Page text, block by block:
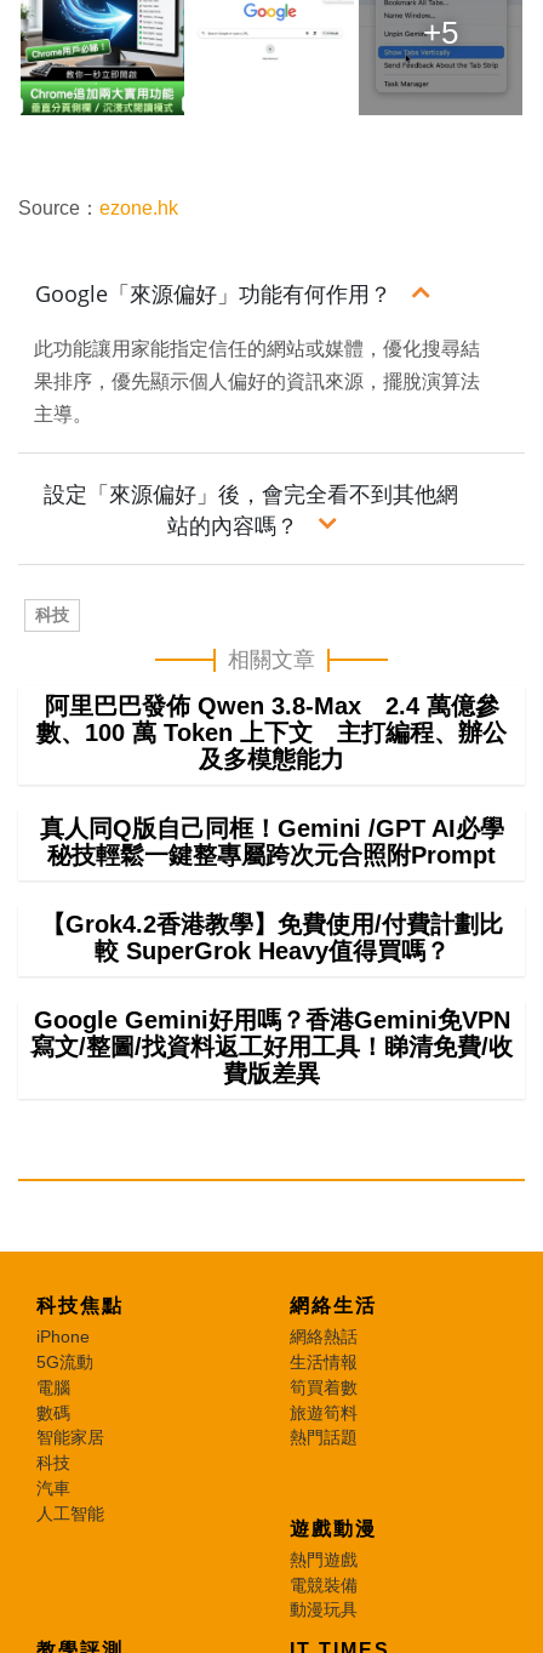
+5
Source： ezone.hk
Google「來源偏好」功能有何作用？
此功能讓用家能指定信任的網站或媒體，優化搜尋結
果排序，優先顯示個人偏好的資訊來源，擺脫演算法
主導。
設定「來源偏好」後，會完全看不到其他網
站的內容嗎？
科技
相關文章
阿里巴巴發佈 Qwen 3.8-Max 2.4 萬億參
數、100 萬 Token 上下文 主打編程、辦公
及多模態能力
真人同Q版自己同框！Gemini /GPT AI必學
秘技輕鬆一鍵整專屬跨次元合照附Prompt
【Grok4.2香港教學】免費使用/付費計劃比
較 SuperGrok Heavy值得買嗎？
Google Gemini好用嗎？香港Gemini免VPN
寫文/整圖/找資料返工好用工具！睇清免費/收
費版差異
科技焦點
iPhone
5G流動
電腦
數碼
智能家居
科技
汽車
人工智能
網絡生活
網絡熱話
生活情報
筍買着數
旅遊筍料
熱門話題
遊戲動漫
熱門遊戲
電競裝備
動漫玩具